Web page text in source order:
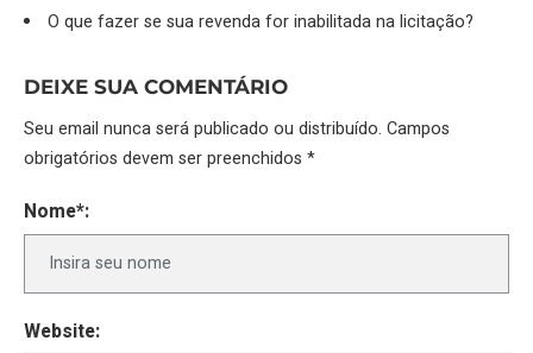
O que fazer se sua revenda for inabilitada na licitação?
DEIXE SUA COMENTÁRIO
Seu email nunca será publicado ou distribuído. Campos
obrigatórios devem ser preenchidos *
Nome*:
Website: